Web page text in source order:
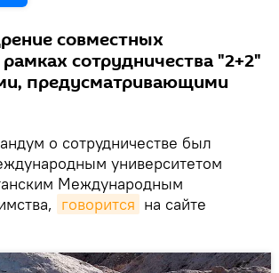
совместных
сотрудничества "2+2"
предусматривающими
о сотрудничестве был
университетом
Международным
говорится на сайте